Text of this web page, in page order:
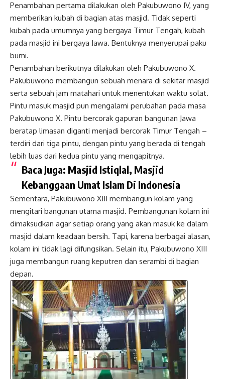
Penambahan pertama dilakukan oleh Pakubuwono IV, yang
memberikan kubah di bagian atas masjid. Tidak seperti
kubah pada umumnya yang bergaya Timur Tengah, kubah
pada masjid ini bergaya Jawa. Bentuknya menyerupai paku
bumi.
Penambahan berikutnya dilakukan oleh Pakubuwono X.
Pakubuwono membangun sebuah menara di sekitar masjid
serta sebuah jam matahari untuk menentukan waktu solat.
Pintu masuk masjid pun mengalami perubahan pada masa
Pakubuwono X. Pintu bercorak gapuran bangunan Jawa
beratap limasan diganti menjadi bercorak Timur Tengah –
terdiri dari tiga pintu, dengan pintu yang berada di tengah
lebih luas dari kedua pintu yang mengapitnya.
Baca Juga: Masjid Istiqlal, Masjid
Kebanggaan Umat Islam Di Indonesia
Sementara, Pakubuwono XIII membangun kolam yang
mengitari bangunan utama masjid. Pembangunan kolam ini
dimaksudkan agar setiap orang yang akan masuk ke dalam
masjid dalam keadaan bersih. Tapi, karena berbagai alasan,
kolam ini tidak lagi difungsikan. Selain itu, Pakubuwono XIII
juga membangun ruang keputren dan serambi di bagian
depan.